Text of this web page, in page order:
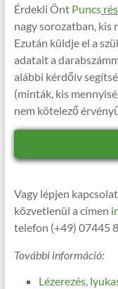
Érdekli ÖntPuncs
nagy sorozatban, kis
Ezután küldje el a
adatait a
alábbi kérdőív
(minták, kis
nem kötelező
Vagy lépjen
közvetlenül a címen
telefon (+49) 07445
További információ:
Lézerezés,